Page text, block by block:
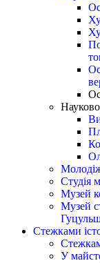
Студія
Музей
Музей
Стежками
У